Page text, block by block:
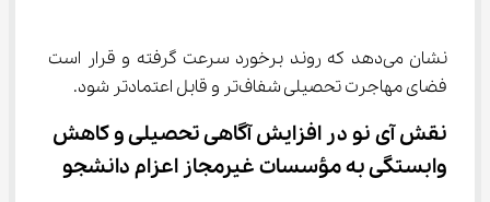
نشان می‌دهد که روند برخورد سرعت گرفته و قرار است
فضای مهاجرت تحصیلی شفاف‌تر و قابل اعتمادتر شود.
نقش آی ‌نو در افزایش آگاهی تحصیلی و کاهش
وابستگی به مؤسسات غیرمجاز اعزام دانشجو